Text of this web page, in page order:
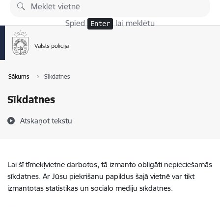
Pāriet uz lapas saturu
Spied Enter lai meklētu
Sākums Sīkdatnes
Sīkdatnes
Atskaņot tekstu
Lai šī tīmekļvietne darbotos, tā izmanto obligāti nepieciešamās
sīkdatnes. Ar Jūsu piekrišanu papildus šajā vietnē var tikt
izmantotas statistikas un sociālo mediju sīkdatnes.